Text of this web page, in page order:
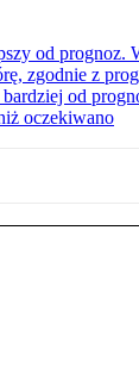
od prognoz.
zgodnie z
od
oczekiwano